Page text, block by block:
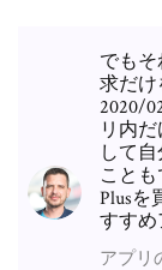
でも
求だけ
2020/
リ内
して
こと
Plusを
すすめ
アプリ